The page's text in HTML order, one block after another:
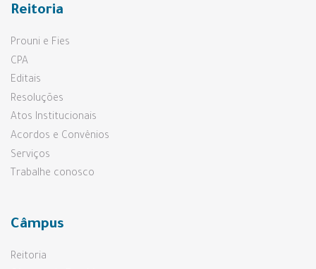
Reitoria
Prouni e Fies
CPA
Editais
Resoluções
Atos Institucionais
Acordos e Convênios
Serviços
Trabalhe conosco
Câmpus
Reitoria